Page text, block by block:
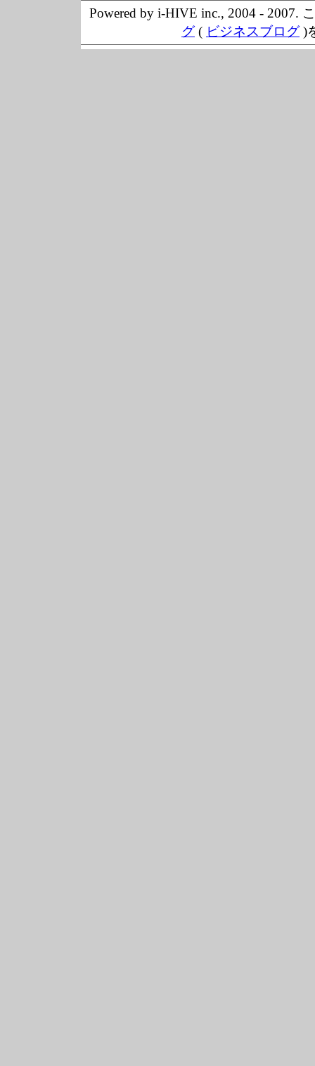
Powered by i-HIVE inc., 2004 - 2007.
グ( ビジネスブログ)